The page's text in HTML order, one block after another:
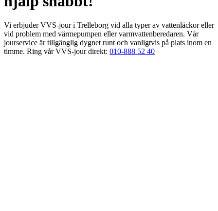
Vi erbjuder VVS-jour i Trelleborg vid alla typer av vattenläckor eller
vid problem med värmepumpen eller varmvattenberedaren. Vår
jourservice är tillgänglig dygnet runt och vanligtvis på plats inom en
timme. Ring vår VVS-jour direkt: 010-888 52 40